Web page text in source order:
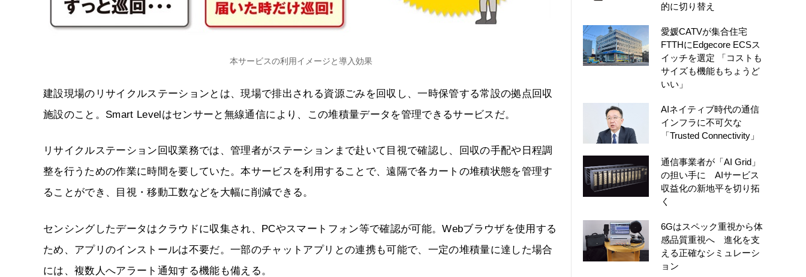
本サービスの利用イメージと導入効果
建設現場のリサイクルステーションとは、現場で排出される資源ごみを回収し、一時保管する常設の拠点回収
施設のこと。Smart Levelはセンサーと無線通信により、この堆積量データを管理できるサービスだ。
リサイクルステーション回収業務では、管理者がステーションまで赴いて目視で確認し、回収の手配や日程調
整を行うための作業に時間を要していた。本サービスを利用することで、遠隔で各カートの堆積状態を管理す
ることができ、目視・移動工数などを大幅に削減できる。
センシングしたデータはクラウドに収集され、PCやスマートフォン等で確認が可能。Webブラウザを使用する
ため、アプリのインストールは不要だ。一部のチャットアプリとの連携も可能で、一定の堆積量に達した場合
には、複数人へアラート通知する機能も備える。
的に切り替え
愛媛CATVが集合住宅
FTTHにEdgecore ECSス
イッチを選定 「コストも
サイズも機能もちょうど
いい」
AIネイティブ時代の通信
インフラに不可欠な
「Trusted Connectivity」
通信事業者が「AI Grid」
の担い手に AIサービス
収益化の新地平を切り拓
く
6Gはスペック重視から体
感品質重視へ 進化を支
える正確なシミュレーシ
ョン